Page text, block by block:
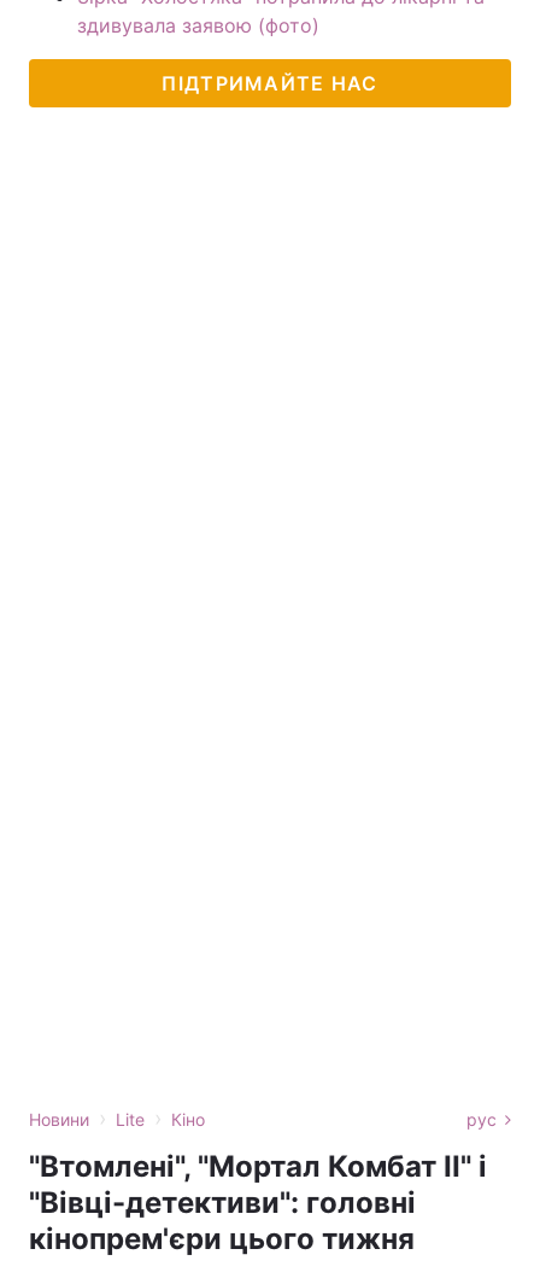
здивувала заявою (фото)
ПІДТРИМАЙТЕ НАС
Новини › Lite › Кіно рус
"Втомлені", "Мортал Комбат II" і
"Вівці-детективи": головні
кінопрем'єри цього тижня